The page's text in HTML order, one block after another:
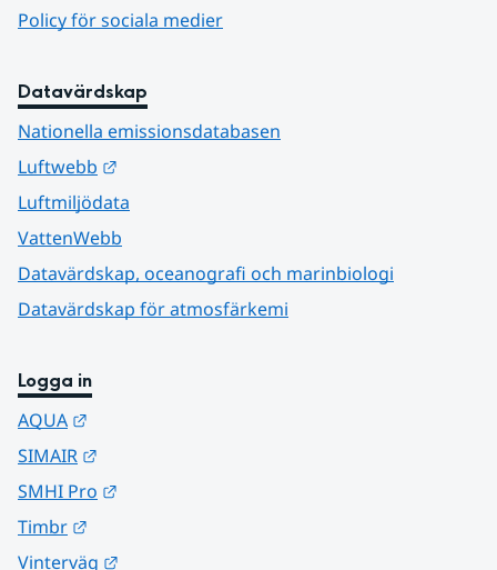
Policy för sociala medier
Datavärdskap
Nationella emissionsdatabasen
Luftwebb
Luftmiljödata
VattenWebb
Datavärdskap, oceanografi och marinbiologi
Datavärdskap för atmosfärkemi
Logga in
AQUA
SIMAIR
SMHI Pro
Timbr
Vinterväg